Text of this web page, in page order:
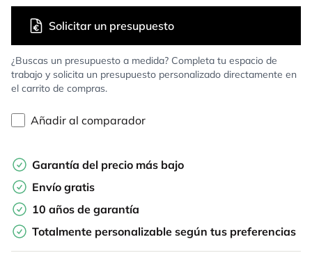
¿Buscas un presupuesto a medida? Completa tu espacio de
trabajo y solicita un presupuesto personalizado directamente en
el carrito de compras.
Solicitar un presupuesto
Añadir al comparador
Garantía del precio más bajo
Envío gratis
10 años de garantía
Totalmente personalizable según tus preferencias